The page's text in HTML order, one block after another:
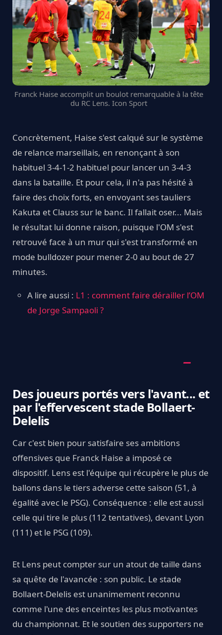
Franck Haise accomplit un boulot remarquable à la tête
du RC Lens. Icon Sport
Concrètement, Haise s'est calqué sur le système
de relance marseillais, en renonçant à son
habituel 3-4-1-2 habituel pour lancer un 3-4-3
dans la bataille. Et pour cela, il n'a pas hésité à
faire des choix forts, en envoyant ses tauliers
Kakuta et Clauss sur le banc. Il fallait oser... Mais
le résultat lui donne raison, puisque l'OM s'est
retrouvé face à un mur qui s'est transformé en
mode bulldozer pour mener 2-0 au bout de 27
minutes.
A lire aussi : L1 : comment faire dérailler l’OM
de Jorge Sampaoli ?
Des joueurs portés vers l'avant... et
par l'effervescent stade Bollaert-
Delelis
Car c'est bien pour satisfaire ses ambitions
offensives que Franck Haise a imposé ce
dispositif. Lens est l'équipe qui récupère le plus de
ballons dans le tiers adverse cette saison (51, à
égalité avec le PSG). Conséquence : elle est aussi
celle qui tire le plus (112 tentatives), devant Lyon
(111) et le PSG (109).
Et Lens peut compter sur un atout de taille dans
sa quête de l'avancée : son public. Le stade
Bollaert-Delelis est unanimement reconnu
comme l'une des enceintes les plus motivantes
du championnat. Et le soutien des supporters ne